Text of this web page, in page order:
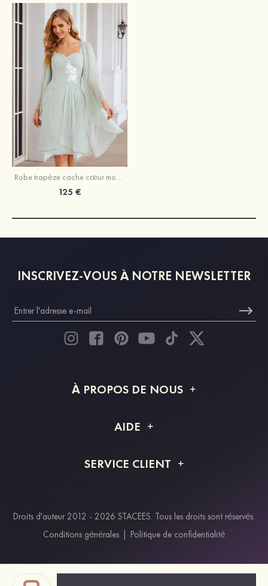
Robe trapèze cache cœur mousseline longueur genou robe de mère de la mariée avec fleurs plissé veste
125 €
INSCRIVEZ-VOUS À NOTRE NEWSLETTER
À PROPOS DE NOUS
Livraison
AIDE
Retour et remboursement
SERVICE CLIENT
Modes de paiement
Klarna
Paypal
Droits d'auteur 2012 - 2026 STACEES. Tous les droits sont réservés.
Conditions générales
Politique de confidentialité